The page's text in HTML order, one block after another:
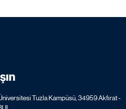
Tuzla Kampüsü, 34959 Akfırat -